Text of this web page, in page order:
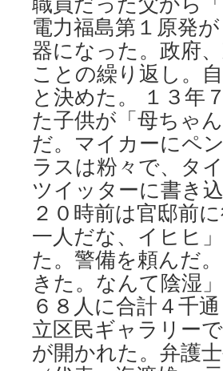
電力福島第１原発
器になった。政府
ことの繰り返し。
と決めた。 １３年
た子供が「母ちゃ
だ。マイカーにペ
ラスは粉々で、タ
ツイッターに書き
２０時前は官邸前
一人だな、イヒヒ
た。警備を頼んだ
きた。なんて陰湿
６８人に合計４千
立区民ギャラリー
が開かれた。弁護